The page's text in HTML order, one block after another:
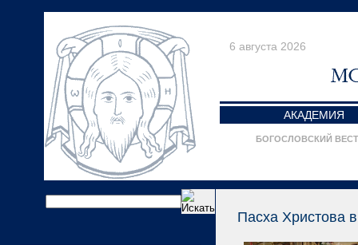
6 августа 2026
АКАДЕМИЯ
БОГОСЛОВСКИЙ
Пасха Христова